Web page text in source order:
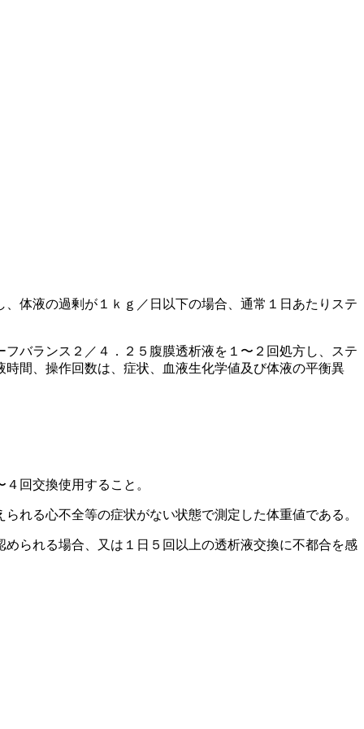
体液の過剰が１ｋｇ／日以下の場合、通常１日あたりステ
バランス２／４．２５腹膜透析液を１〜２回処方し、ステ
間、操作回数は、症状、血液生化学値及び体液の平衡異
回交換使用すること。
れる心不全等の症状がない状態で測定した体重値である。
られる場合、又は１日５回以上の透析液交換に不都合を感